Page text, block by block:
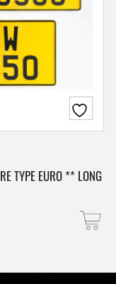
TYPE EURO ** LONG